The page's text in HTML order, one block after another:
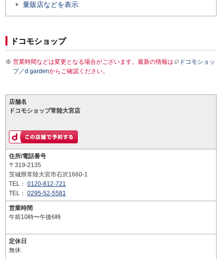
量販店などを表示
ドコモショップ
営業時間などは変更となる場合がございます。最新の情報は
ドコモショッ
プ／d gardenからご確認ください。
店舗名
ドコモショップ常陸大宮店
住所/電話番号
〒319-2135
茨城県常陸大宮市石沢1660-1
TEL： 0120-812-721
TEL： 0295-52-5581
営業時間
午前10時〜午後6時
定休日
無休